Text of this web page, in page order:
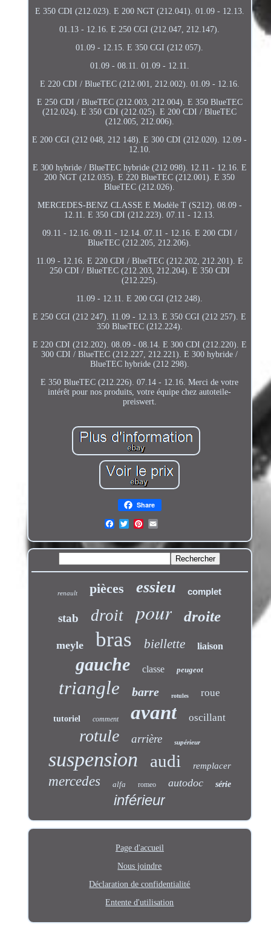
E 350 CDI (212.023). E 200 NGT (212.041). 01.09 - 12.13.
01.13 - 12.16. E 250 CGI (212.047, 212.147).
01.09 - 12.15. E 350 CGI (212 057).
01.09 - 08.11. 01.09 - 12.11.
E 220 CDI / BlueTEC (212.001, 212.002). 01.09 - 12.16.
E 250 CDI / BlueTEC (212.003, 212.004). E 350 BlueTEC
(212.024). E 350 CDI (212.025). E 200 CDI / BlueTEC
(212.005, 212.006).
E 200 CGI (212 048, 212 148). E 300 CDI (212.020). 12.09 -
12.10.
E 300 hybride / BlueTEC hybride (212 098). 12.11 - 12.16. E
200 NGT (212.035). E 220 BlueTEC (212.001). E 350
BlueTEC (212.026).
MERCEDES-BENZ CLASSE E Modèle T (S212). 08.09 -
12.11. E 350 CDI (212.223). 07.11 - 12.13.
09.11 - 12.16. 09.11 - 12.14. 07.11 - 12.16. E 200 CDI /
BlueTEC (212.205, 212.206).
11.09 - 12.16. E 220 CDI / BlueTEC (212.202, 212.201). E
250 CDI / BlueTEC (212.203, 212.204). E 350 CDI
(212.225).
11.09 - 12.11. E 200 CGI (212 248).
E 250 CGI (212 247). 11.09 - 12.13. E 350 CGI (212 257). E
350 BlueTEC (212.224).
E 220 CDI (212.202). 08.09 - 08.14. E 300 CDI (212.220). E
300 CDI / BlueTEC (212.227, 212.221). E 300 hybride /
BlueTEC hybride (212 298).
E 350 BlueTEC (212.226). 07.14 - 12.16. Merci de votre
intérêt pour nos produits, votre équipe chez autoteile-
preiswert.
Share
renault pièces essieu complet
stab droit pour droite
meyle bras biellette liaison
gauche classe peugeot
triangle barre rotules roue
tutoriel comment avant oscillant
rotule arrière supérieur
suspension audi remplacer
mercedes alfa romeo autodoc série
inférieur
Page d'accueil
Nous joindre
Déclaration de confidentialité
Entente d'utilisation